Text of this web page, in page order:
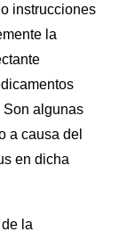
instrucciones
la
Son algunas
a causa del
en dicha
la